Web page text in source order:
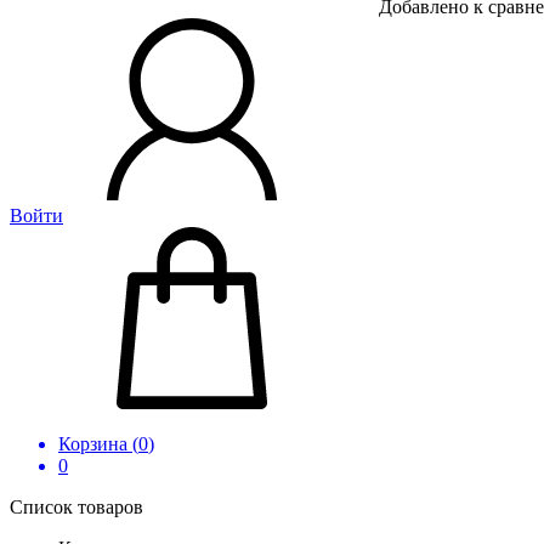
Добавлено к
Войти
Корзина (0)
0
Список товаров